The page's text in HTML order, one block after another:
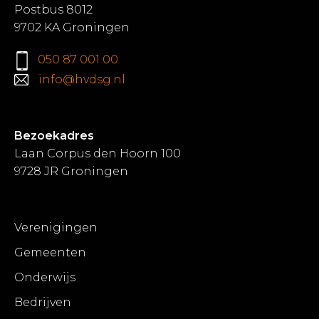
Postbus 8012
9702 KA Groningen
050 87 001 00
info@hvdsg.nl
Bezoekadres
Laan Corpus den Hoorn 100
9728 JR Groningen
Verenigingen
Gemeenten
Onderwijs
Bedrijven